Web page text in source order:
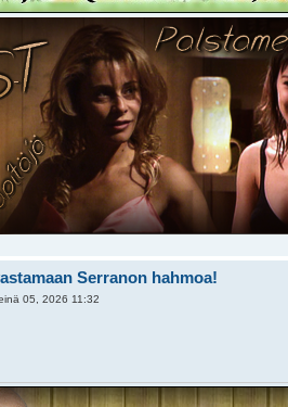
Serranon hahmoa!
05, 2026 11:32